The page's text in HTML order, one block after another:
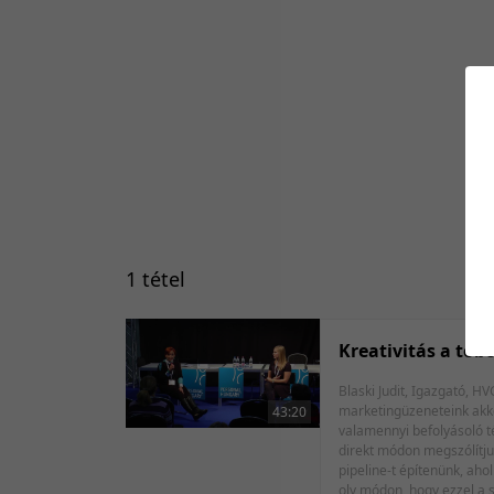
1 tétel
43:20
Kreativitás a
Blaski Judit, Igazgató, HVG HR Center Zvezdovics Anita, Akadémiai kapcsolatokért és
marketingüzeneteink
valamennyi befolyásoló
direkt módon
pipeline-t építenünk,
oly módon, hogy ezzel